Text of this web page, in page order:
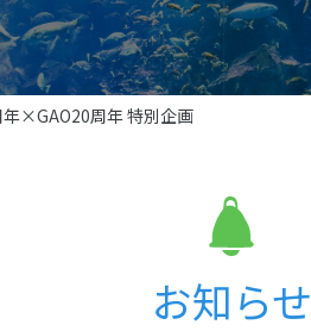
×GAO20周年 特別企画
お知らせ